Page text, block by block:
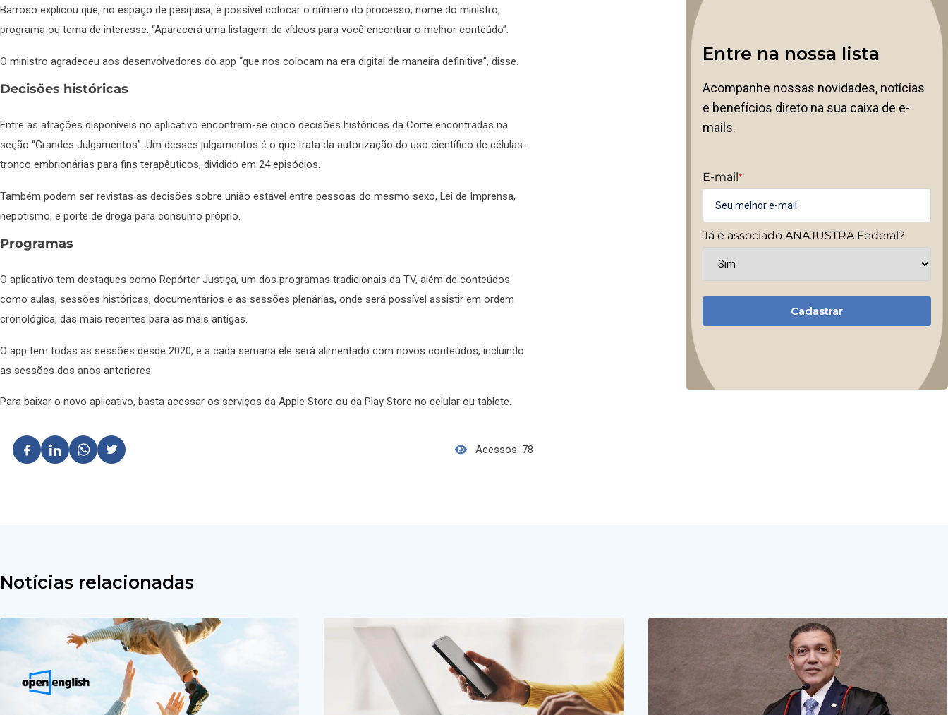
Barroso explicou que, no espaço de pesquisa, é possível colocar o número do processo, nome do ministro,
programa ou tema de interesse. “Aparecerá uma listagem de vídeos para você encontrar o melhor conteúdo”.
O ministro agradeceu aos desenvolvedores do app “que nos colocam na era digital de maneira definitiva”, disse.
Decisões históricas
Entre as atrações disponíveis no aplicativo encontram-se cinco decisões históricas da Corte encontradas na
seção “Grandes Julgamentos”. Um desses julgamentos é o que trata da autorização do uso científico de células-
tronco embrionárias para fins terapêuticos, dividido em 24 episódios.
Também podem ser revistas as decisões sobre união estável entre pessoas do mesmo sexo, Lei de Imprensa,
nepotismo, e porte de droga para consumo próprio.
Programas
O aplicativo tem destaques como Repórter Justiça, um dos programas tradicionais da TV, além de conteúdos
como aulas, sessões históricas, documentários e as sessões plenárias, onde será possível assistir em ordem
cronológica, das mais recentes para as mais antigas.
O app tem todas as sessões desde 2020, e a cada semana ele será alimentado com novos conteúdos, incluindo
as sessões dos anos anteriores.
Para baixar o novo aplicativo, basta acessar os serviços da Apple Store ou da Play Store no celular ou tablete.
Acessos: 78
Entre na nossa lista
Acompanhe nossas novidades, notícias
e benefícios direto na sua caixa de e-
mails.
E-mail*
Já é associado ANAJUSTRA Federal?
Cadastrar
Notícias relacionadas